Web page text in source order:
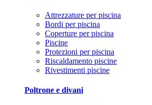
Attrezzature per piscina
Bordi per piscina
Coperture per piscina
Piscine
Protezioni per piscina
Riscaldamento piscine
Rivestimenti piscine
Poltrone e divani